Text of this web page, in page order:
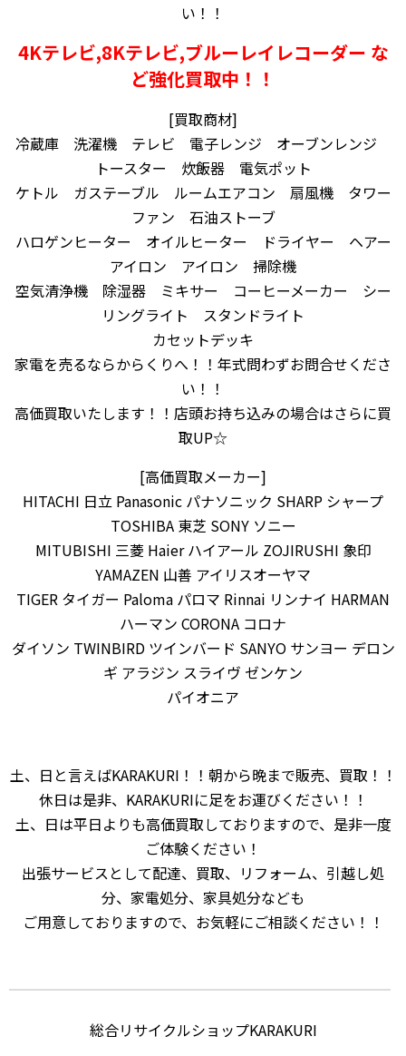
い！！
4Kテレビ,8Kテレビ,ブルーレイレコーダー な
ど強化買取中！！
[買取商材]
冷蔵庫 洗濯機 テレビ 電子レンジ オーブンレンジ
トースター 炊飯器 電気ポット
ケトル ガステーブル ルームエアコン 扇風機 タワー
ファン 石油ストーブ
ハロゲンヒーター オイルヒーター ドライヤー ヘアー
アイロン アイロン 掃除機
空気清浄機 除湿器 ミキサー コーヒーメーカー シー
リングライト スタンドライト
カセットデッキ
家電を売るならからくりへ！！年式問わずお問合せくださ
い！！
高価買取いたします！！店頭お持ち込みの場合はさらに買
取UP☆
[高価買取メーカー]
HITACHI 日立 Panasonic パナソニック SHARP シャープ
TOSHIBA 東芝 SONY ソニー
MITUBISHI 三菱 Haier ハイアール ZOJIRUSHI 象印
YAMAZEN 山善 アイリスオーヤマ
TIGER タイガー Paloma パロマ Rinnai リンナイ HARMAN
ハーマン CORONA コロナ
ダイソン TWINBIRD ツインバード SANYO サンヨー デロン
ギ アラジン スライヴ ゼンケン
パイオニア
土、日と言えばKARAKURI！！朝から晩まで販売、買取！！
休日は是非、KARAKURIに足をお運びください！！
土、日は平日よりも高価買取しておりますので、是非一度
ご体験ください！
出張サービスとして配達、買取、リフォーム、引越し処
分、家電処分、家具処分なども
ご用意しておりますので、お気軽にご相談ください！！
総合リサイクルショップKARAKURI